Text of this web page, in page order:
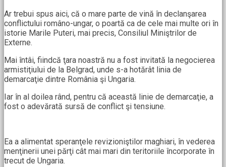
Ar trebui spus aici, că o mare parte de vină în declanşarea
conflictului româno-ungar, o poartă ca de cele mai multe ori în
istorie Marile Puteri, mai precis, Consiliul Miniştrilor de
Externe.
Mai întâi, fiindcă ţara noastră nu a fost invitată la negocierea
armistiţiului de la Belgrad, unde s-a hotărât linia de
demarcaţie dintre România şi Ungaria.
Iar în al doilea rând, pentru că această linie de demarcaţie, a
fost o adevărată sursă de conflict şi tensiune.
Ea a alimentat speranţele revizioniştilor maghiari, în vederea
menţinerii unei părţi cât mai mari din teritoriile încorporate în
trecut de Ungaria.